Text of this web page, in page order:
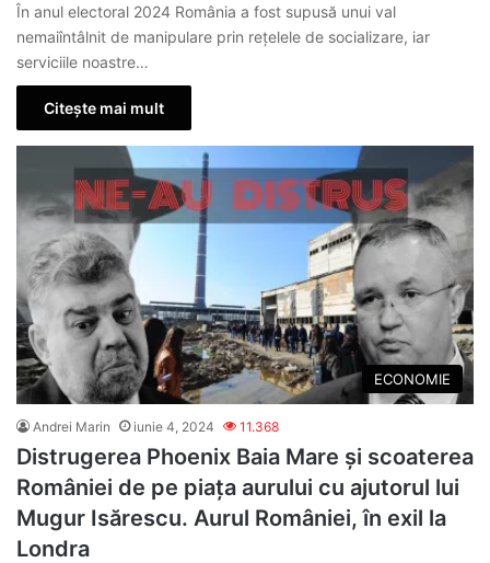
În anul electoral 2024 România a fost supusă unui val
nemaiîntâlnit de manipulare prin rețelele de socializare, iar
serviciile noastre…
Citește mai mult
ECONOMIE
Andrei Marin iunie 4, 2024 11.368
Distrugerea Phoenix Baia Mare și scoaterea
României de pe piața aurului cu ajutorul lui
Mugur Isărescu. Aurul României, în exil la
Londra